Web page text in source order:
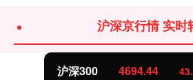
沪深京行情 实时
北证